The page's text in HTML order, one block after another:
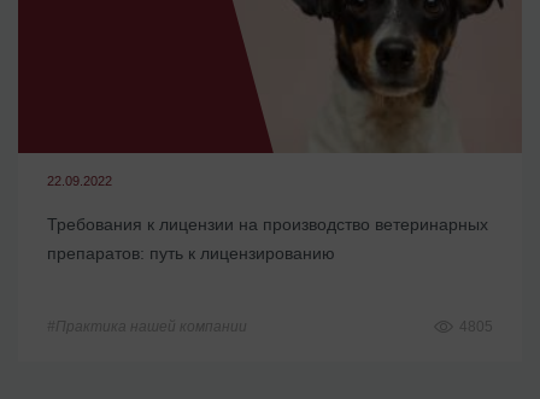
22.09.2022
Требования к лицензии на производство ветеринарных
препаратов: путь к лицензированию
#Практика нашей компании 4805